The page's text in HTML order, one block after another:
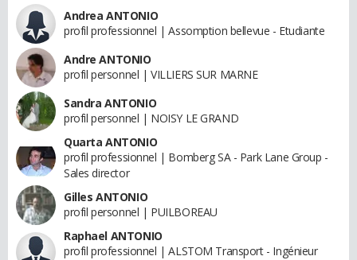
Andrea ANTONIO
profil professionnel | Assomption bellevue - Etudiante
Andre ANTONIO
profil personnel | VILLIERS SUR MARNE
Sandra ANTONIO
profil personnel | NOISY LE GRAND
Quarta ANTONIO
profil professionnel | Bomberg SA - Park Lane Group -
Sales director
Gilles ANTONIO
profil personnel | PUILBOREAU
Raphael ANTONIO
profil professionnel | ALSTOM Transport - Ingénieur